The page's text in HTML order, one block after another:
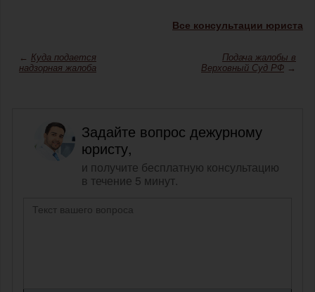
Все консультации юриста
← Куда подается
надзорная жалоба
Подача жалобы в
Верховный Суд РФ →
Задайте вопрос дежурному
юристу,
и получите бесплатную консультацию
в течение 5 минут.